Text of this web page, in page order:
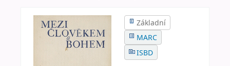
Základní
MARC
ISBD